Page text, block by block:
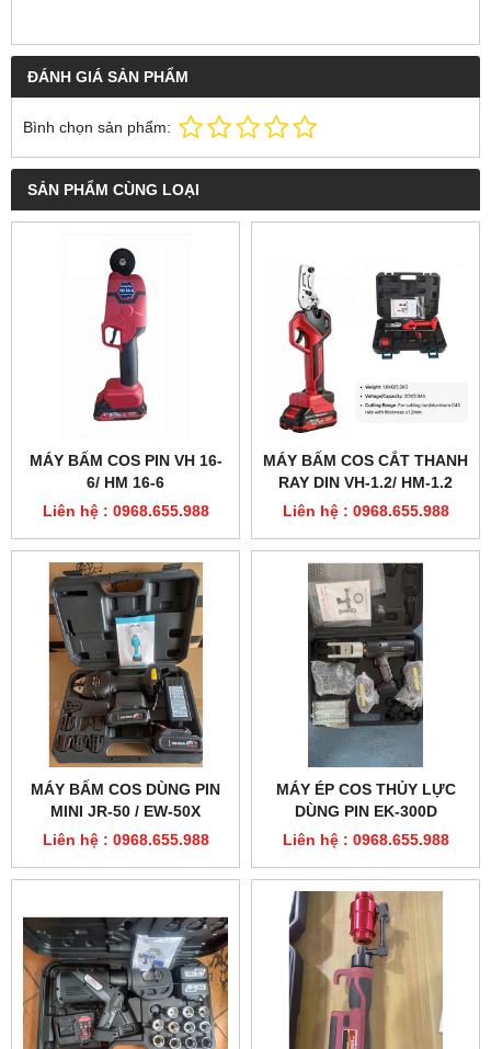
ĐÁNH GIÁ SẢN PHẨM
Bình chọn sản phẩm:
SẢN PHẨM CÙNG LOẠI
MÁY BẤM COS PIN VH 16-
6/ HM 16-6
Liên hệ : 0968.655.988
MÁY BẤM COS CẮT THANH
RAY DIN VH-1.2/ HM-1.2
Liên hệ : 0968.655.988
MÁY BẤM COS DÙNG PIN
MINI JR-50 / EW-50X
Liên hệ : 0968.655.988
MÁY ÉP COS THỦY LỰC
DÙNG PIN EK-300D
Liên hệ : 0968.655.988